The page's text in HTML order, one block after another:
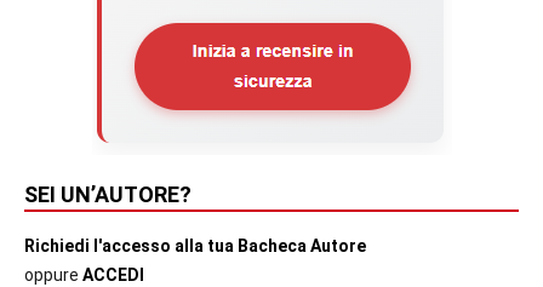
SEI UN’AUTORE?
Richiedi l'accesso alla tua Bacheca Autore
oppure ACCEDI